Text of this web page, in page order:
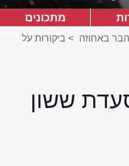
מתכונים
באחוזה > ביקורות על
ששון